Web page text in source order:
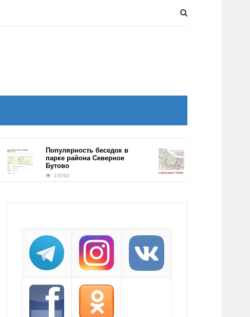
Популярность беседок в
парке района Северное
Бутово
15093
Километровый
появится на трассе
Солнцево-Бутово-